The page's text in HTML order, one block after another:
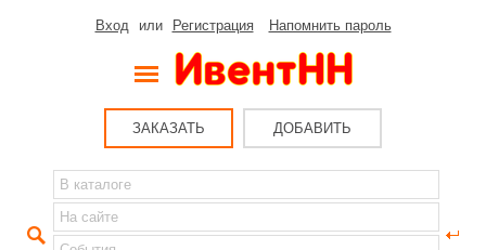
Вход или Регистрация Напомнить пароль
ЗАКАЗАТЬ ДОБАВИТЬ